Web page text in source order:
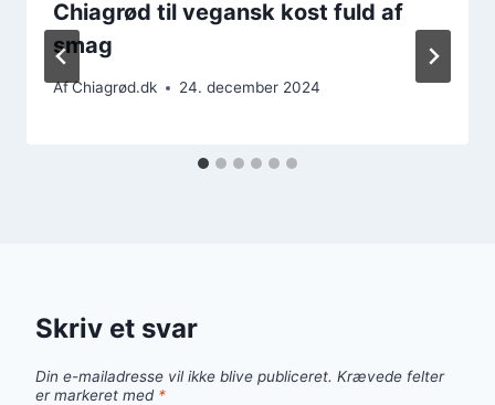
Chiagrød til vegansk kost fuld af
smag
AfChiagrød.dk 24. december 2024
Skriv et svar
Din e-mailadresse vil ikke blive publiceret. Krævede felter
er markeret med *